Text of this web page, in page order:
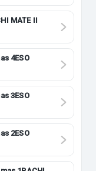
MATE II
4ESO
3ESO
2ESO